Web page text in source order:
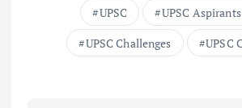
UPSC
UPSC
UPSC Challenges
UPSC